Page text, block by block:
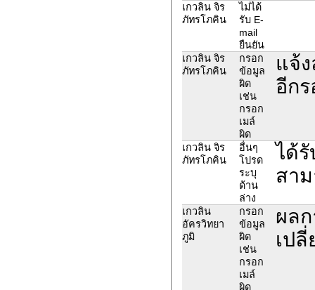
เกวลิน จิร
ภัทรโภคิน
ไม่ได้
รับ E-
mail
ยืนยัน
เกวลิน จิร
ภัทรโภคิน
กรอก
ข้อมูล
ผิด
เช่น
กรอก
เมล์
ผิด
แจ้
อีก
เกวลิน จิร
ภัทรโภคิน
อื่นๆ
โปรด
ระบุ
ด้าน
ล่าง
ได้
สา
เกวลิน
อัครวิทยา
ภูมิ
กรอก
ข้อมูล
ผิด
เช่น
กรอก
เมล์
ผิด
ผล
เป